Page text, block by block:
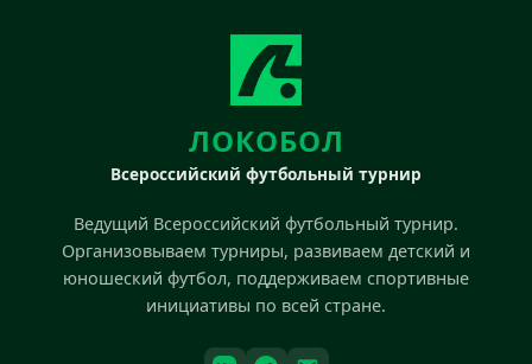
ЛОКОБОЛ
Всероссийский футбольный турнир
Ведущий Всероссийский футбольный турнир.
Организовываем турниры, развиваем детский и
юношеский футбол, поддерживаем спортивные
инициативы по всей стране.